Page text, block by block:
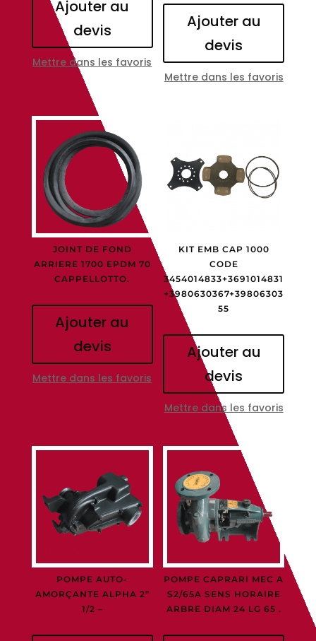
Ajouter au
devis
Mettre dans les favoris
Ajouter au
devis
Mettre dans les favoris
JOINT DE FOND
ARRIERE 1700 EPDM 70
CAPPELLOTTO.
Ajouter au
devis
Mettre dans les favoris
KIT EMB CAP 1000
CODE
3454014833+3691014831
+3980630367+39806303
55
Ajouter au
devis
Mettre dans les favoris
POMPE AUTO-
AMORÇANTE ALPHA 2”
1/2 –
POMPE CAPRARI MEC A
S2/65A SENS HORAIRE
ARBRE DIAM 24 LG 65 .